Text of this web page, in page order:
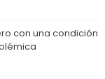
con una condición